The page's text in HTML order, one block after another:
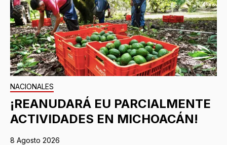
NACIONALES
¡REANUDARÁ EU PARCIALMENTE
ACTIVIDADES EN MICHOACÁN!
8 Agosto 2026